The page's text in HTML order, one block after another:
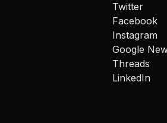
Twitter
Facebook
Instagram
Google
Threads
LinkedIn